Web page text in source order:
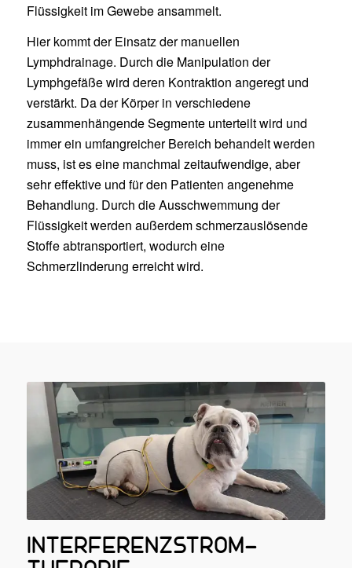
Flüssigkeit im Gewebe ansammelt.
Hier kommt der Einsatz der manuellen
Lymphdrainage. Durch die Manipulation der
Lymphgefäße wird deren Kontraktion angeregt und
verstärkt. Da der Körper in verschiedene
zusammenhängende Segmente unterteilt wird und
immer ein umfangreicher Bereich behandelt werden
muss, ist es eine manchmal zeitaufwendige, aber
sehr effektive und für den Patienten angenehme
Behandlung. Durch die Ausschwemmung der
Flüssigkeit werden außerdem schmerzauslösende
Stoffe abtransportiert, wodurch eine
Schmerzlinderung erreicht wird.
INTERFERENZSTROM­